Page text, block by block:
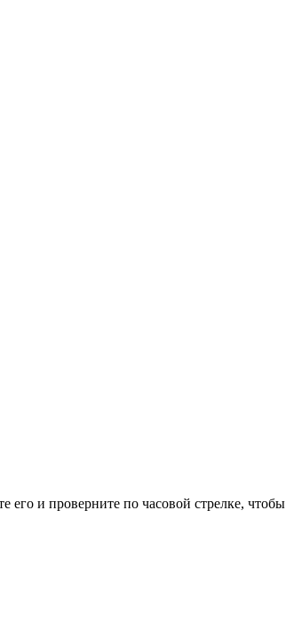
и проверните по часовой стрелке,